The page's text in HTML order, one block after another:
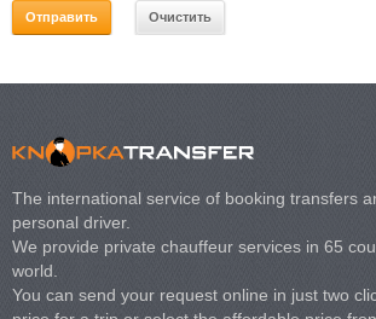
The international service of booking transfers
personal driver.
We provide private chauffeur services in 65
world.
You can send your request online in just two